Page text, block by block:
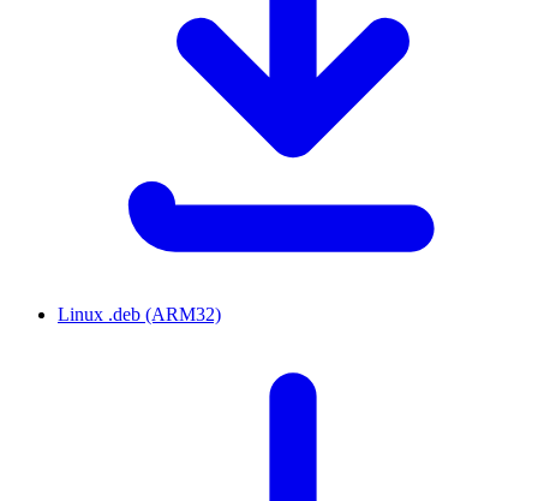
Linux .deb (ARM32)